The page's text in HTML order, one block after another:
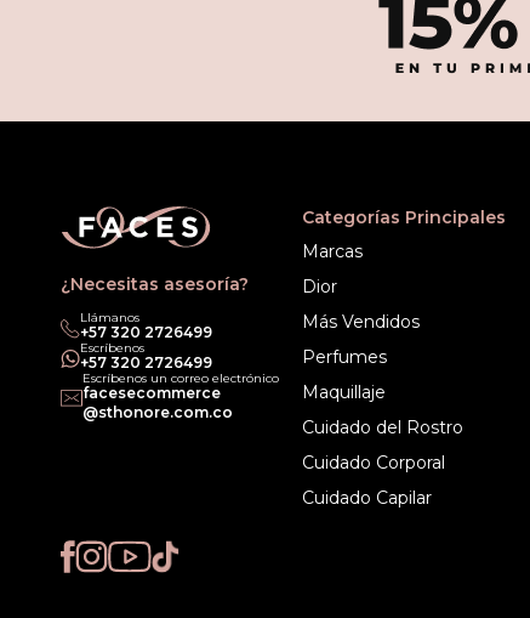
¿Necesitas asesoría?
Llámanos
‎+57 320 2726499
Escríbenos
‎+57 320 2726499
Escríbenos un correo electrónico
facesecommerce
@sthonore.com.co
Categorías Principales
Marcas
Dior
Más Vendidos
Perfumes
Maquillaje
Cuidado del Rostro
Cuidado Corporal
Cuidado Capilar